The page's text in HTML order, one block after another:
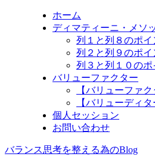
ホーム
ディマティーニ・メソ
列１と列８のポイ
列２と列９のポイ
列３と列１０のポ
バリューファクター
【バリューファ
【バリューディ
個人セッション
お問い合わせ
バランス思考を整える為のBlog